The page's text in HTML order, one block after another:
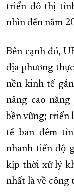
triển đô thị
nhìn đến năm
Bên cạnh đó,
địa phương
nền kinh tế
nâng cao
bền vững; triển
tế ban đêm
nhanh tiến độ
kịp thời xử lý
nhất là về công